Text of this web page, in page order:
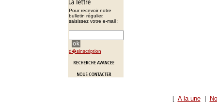
Pour recevoir notre
bulletin régulier,
saisissez votre e-mail :
d�sinscription
[ A la une|